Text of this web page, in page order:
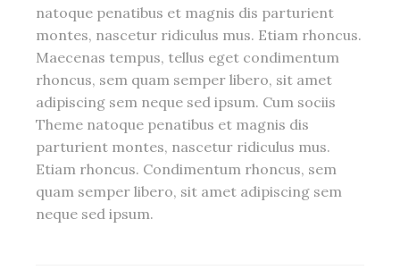
natoque penatibus et magnis dis parturient
montes, nascetur ridiculus mus. Etiam rhoncus.
Maecenas tempus, tellus eget condimentum
rhoncus, sem quam semper libero, sit amet
adipiscing sem neque sed ipsum. Cum sociis
Theme natoque penatibus et magnis dis
parturient montes, nascetur ridiculus mus.
Etiam rhoncus. Condimentum rhoncus, sem
quam semper libero, sit amet adipiscing sem
neque sed ipsum.